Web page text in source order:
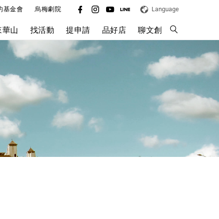
基金會 烏梅劇院 Language
華山 找活動 提申請 品好店 聊文創